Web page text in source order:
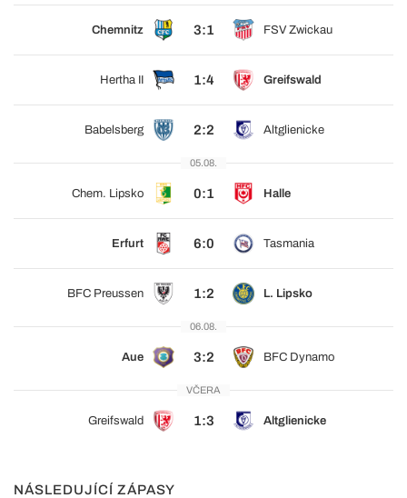
Chemnitz 3:1 FSV Zwickau
Hertha II 1:4 Greifswald
Babelsberg 2:2 Altglienicke
05.08.
Chem. Lipsko 0:1 Halle
Erfurt 6:0 Tasmania
BFC Preussen 1:2 L. Lipsko
06.08.
Aue 3:2 BFC Dynamo
VČERA
Greifswald 1:3 Altglienicke
NÁSLEDUJÍCÍ ZÁPASY